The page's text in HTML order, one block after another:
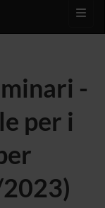
-
per i